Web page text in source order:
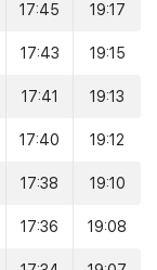
17:45 19:17
17:43 19:15
17:41 19:13
17:40 19:12
17:38 19:10
17:36 19:08